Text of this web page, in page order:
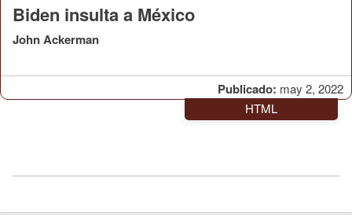
Publicado: may 2, 2022
Biden insulta a México
John Ackerman
HTML